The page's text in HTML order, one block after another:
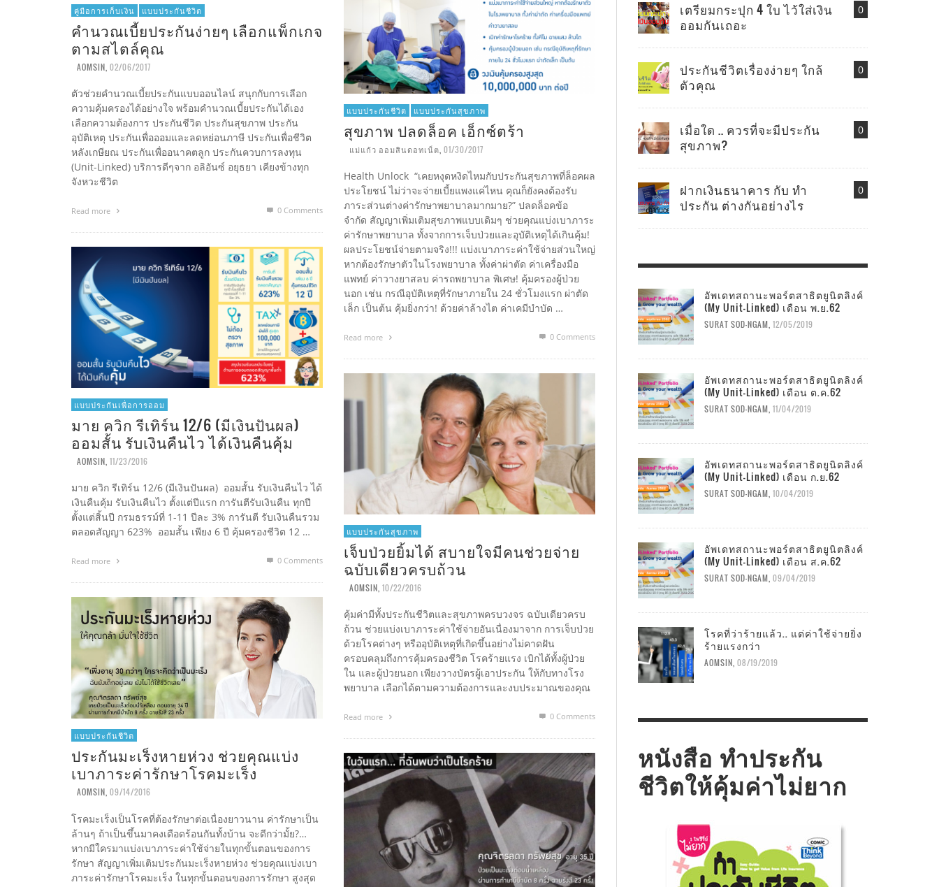
คู่มือการเก็บเงิน แบบประกันชีวิต
คำนวณเบี้ยประกันง่ายๆ เลือกแพ็กเกจ
ตามสไตล์คุณ
AOMSIN 02/06/2017
ตัวช่วยคำนวณเบี้ยประกันแบบออนไลน์ สนุกกับการเลือก
ความคุ้มครองได้อย่างใจ พร้อมคำนวณเบี้ยประกันได้เอง
เลือกความต้องการ ประกันชีวิต ประกันสุขภาพ ประกัน
อุบัติเหตุ ประกันเพื่อออมและลดหย่อนภาษี ประกันเพื่อชีวิต
หลังเกษียณ ประกันเพื่ออนาคตลูก ประกันควบการลงทุน
(Unit-Linked) บริการดีๆจาก อลิอันซ์ อยุธยา เคียงข้างทุก
จังหวะชีวิต
Read more 0 Comments
แบบประกันชีวิต แบบประกันสุขภาพ
สุขภาพ ปลดล็อค เอ็กซ์ตร้า
แม่แก้ว ออมสินดอทเน็ต 01/30/2017
Health Unlock “เคยหงุดหงิดไหมกับประกันสุขภาพที่ล็อคผล
ประโยชน์ ไม่ว่าจะจ่ายเบี้ยแพงแค่ไหน คุณก็ยังคงต้องรับ
ภาระส่วนต่างค่ารักษาพยาบาลมากมาย?” ปลดล็อคข้อ
จำกัด สัญญาเพิ่มเติมสุขภาพแบบเดิมๆ ช่วยคุณแบ่งเบาภาระ
ค่ารักษาพยาบาล ทั้งจากการเจ็บป่วยและอุบัติเหตุได้เกินคุ้ม!
ผลประโยชน์จ่ายตามจริง!!! แบ่งเบาภาระค่าใช้จ่ายส่วนใหญ่
หากต้องรักษาตัวในโรงพยาบาล ทั้งค่าผ่าตัด ค่าเครื่องมือ
แพทย์ ค่าวางยาสลบ ค่ารถพยาบาล พิเศษ! คุ้มครองผู้ป่วย
นอก เช่น กรณีอุบัติเหตุที่รักษาภายใน 24 ชั่วโมงแรก ผ่าตัด
เล็ก เป็นต้น คุ้มยิ่งกว่า! ด้วยค่าล้างไต ค่าเคมีบำบัด …
Read more 0 Comments
แบบประกันเพื่อการออม
มาย ควิก รีเทิร์น 12/6 (มีเงินปันผล)
ออมสั้น รับเงินคืนไว ได้เงินคืนคุ้ม
AOMSIN 11/23/2016
มาย ควิก รีเทิร์น 12/6 (มีเงินปันผล) ออมสั้น รับเงินคืนไว ได้
เงินคืนคุ้ม รับเงินคืนไว ตั้งแต่ปีแรก การันตีรับเงินคืน ทุกปี
ตั้งแต่สิ้นปี กรมธรรม์ที่ 1-11 ปีละ 3% การันตี รับเงินคืนรวม
ตลอดสัญญา 623% ออมสั้น เพียง 6 ปี คุ้มครองชีวิต 12 …
Read more 0 Comments
แบบประกันสุขภาพ
เจ็บป่วยยิ้มได้ สบายใจมีคนช่วยจ่าย
ฉบับเดียวครบถ้วน
AOMSIN 10/22/2016
คุ้มค่ามีทั้งประกันชีวิตและสุขภาพครบวงจร ฉบับเดียวครบ
ถ้วน ช่วยแบ่งเบาภาระค่าใช้จ่ายอันเนื่องมาจาก การเจ็บป่วย
ด้วยโรคต่างๆ หรืออุบัติเหตุที่เกิดขึ้นอย่างไม่คาดฝัน
ครอบคลุมถึงการคุ้มครองชีวิต โรคร้ายแรง เบิกได้ทั้งผู้ป่วย
ใน และผู้ป่วยนอก เพียงวางบัตรผู้เอาประกัน ให้กับทางโรง
พยาบาล เลือกได้ตามความต้องการและงบประมาณของคุณ
Read more 0 Comments
แบบประกันชีวิต
ประกันมะเร็งหายห่วง ช่วยคุณแบ่ง
เบาภาระค่ารักษาโรคมะเร็ง
AOMSIN 09/14/2016
โรคมะเร็งเป็นโรคที่ต้องรักษาต่อเนื่องยาวนาน ค่ารักษาเป็น
ล้านๆ ถ้าเป็นขึ้นมาคงเดือดร้อนกันทั้งบ้าน จะดีกว่ามั้ย?…
หากมีใครมาแบ่งเบาภาระค่าใช้จ่ายในทุกขั้นตอนของการ
รักษา สัญญาเพิ่มเติมประกันมะเร็งหายห่วง ช่วยคุณแบ่งเบา
ภาระค่ารักษาโรคมะเร็ง ในทุกขั้นตอนของการรักษา สูงสุด
0
เตรียมกระปุก 4 ใบ ไว้ใส่เงิน
ออมกันเถอะ
0
ประกันชีวิตเรื่องง่ายๆ ใกล้
ตัวคุณ
0
เมื่อใด .. ควรที่จะมีประกัน
สุขภาพ?
0
ฝากเงินธนาคาร กับ ทำ
ประกัน ต่างกันอย่างไร
อัพเดทสถานะพอร์ตสาธิตยูนิตลิงค์
(My Unit-Linked) เดือน พ.ย.62
SURAT SOD-NGAM 12/05/2019
อัพเดทสถานะพอร์ตสาธิตยูนิตลิงค์
(My Unit-Linked) เดือน ต.ค.62
SURAT SOD-NGAM 11/04/2019
อัพเดทสถานะพอร์ตสาธิตยูนิตลิงค์
(My Unit-Linked) เดือน ก.ย.62
SURAT SOD-NGAM 10/04/2019
อัพเดทสถานะพอร์ตสาธิตยูนิตลิงค์
(My Unit-Linked) เดือน ส.ค.62
SURAT SOD-NGAM 09/04/2019
โรคที่ว่าร้ายแล้ว.. แต่ค่าใช้จ่ายยิ่ง
ร้ายแรงกว่า
AOMSIN 08/19/2019
หนังสือ ทำประกัน
ชีวิตให้คุ้มค่าไม่ยาก